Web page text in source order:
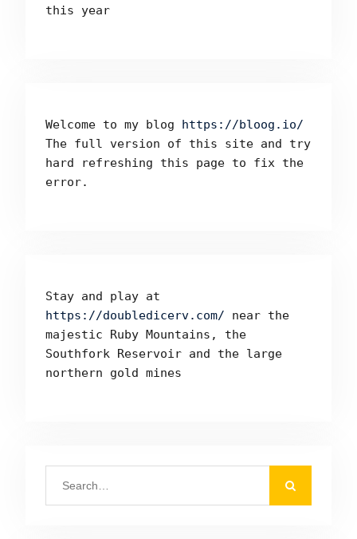
this year
Welcome to my blog
The full version of this site and try
hard refreshing this page to fix the
error.
https://doubledicerv.com/ near the
majestic Ruby Mountains, the
Southfork Reservoir and the large
northern gold mines